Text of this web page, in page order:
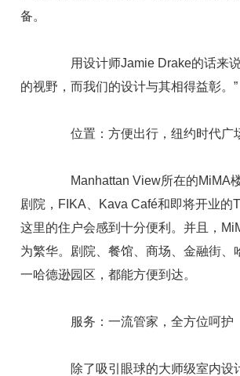
备。
用设计师Jamie Drake的话来说
的视野，而我们的设计与其相得益彰。”
位置：方便出行，纽约时代广
Manhattan View所在的MiMA楼
剧院，FIKA、Kava Café和即将开业的
这里的住户会感到十分便利。并且，
为繁华。剧院、餐馆、商场、金融街
一哈德逊园区，都能方便到达。
服务：一流管家，全方位呵护
除了吸引眼球的大师级室内设